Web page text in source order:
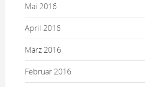
Mai 2016
April 2016
März 2016
Februar 2016